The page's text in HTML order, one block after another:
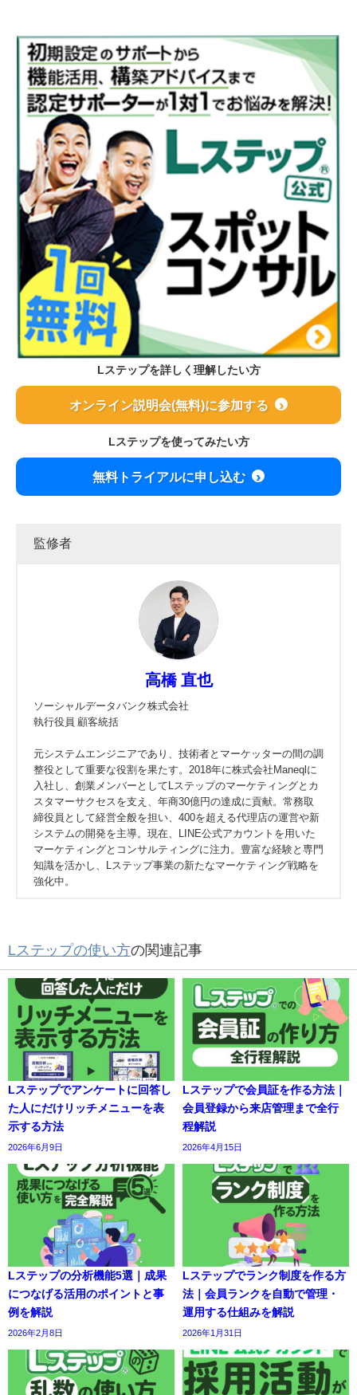
Lステップを詳しく理解したい方
オンライン説明会(無料)に参加する
Lステップを使ってみたい方
無料トライアルに申し込む
監修者
高橋 直也
ソーシャルデータバンク株式会社
執行役員 顧客統括
元システムエンジニアであり、技術者とマーケッターの間の調
整役として重要な役割を果たす。2018年に株式会社Maneqlに
入社し、創業メンバーとしてLステップのマーケティングとカ
スタマーサクセスを支え、年商30億円の達成に貢献。常務取
締役員として経営全般を担い、400を超える代理店の運営や新
システムの開発を主導。現在、LINE公式アカウントを用いた
マーケティングとコンサルティングに注力。豊富な経験と専門
知識を活かし、Lステップ事業の新たなマーケティング戦略を
強化中。
Lステップの使い方の関連記事
Lステップでアンケートに回答し
た人にだけリッチメニューを表
示する方法
2026年6月9日
Lステップで会員証を作る方法｜
会員登録から来店管理まで全行
程解説
2026年4月15日
Lステップの分析機能5選｜成果
につなげる活用のポイントと事
例を解説
2026年2月8日
Lステップでランク制度を作る方
法｜会員ランクを自動で管理・
運用する仕組みを解説
2026年1月31日